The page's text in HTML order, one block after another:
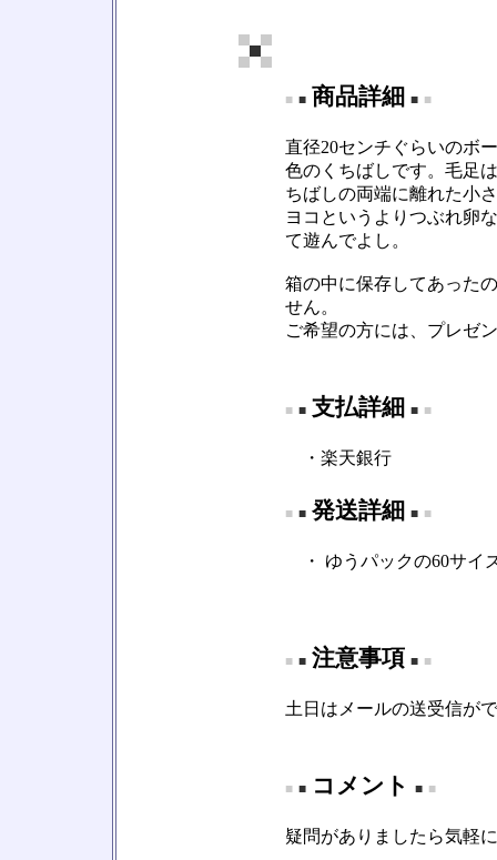
■ ■ 商品詳細 ■ ■
直径20センチぐらいのボ
色のくちばしです。毛足
ちばしの両端に離れた小
ヨコというよりつぶれ卵
て遊んでよし。
箱の中に保存してあった
せん。
ご希望の方には、プレゼ
■ ■ 支払詳細 ■ ■
・楽天銀行
■ ■ 発送詳細 ■ ■
・ ゆうパックの60サイ
■ ■ 注意事項 ■ ■
土日はメールの送受信が
■ ■ コメント ■ ■
疑問がありましたら気軽